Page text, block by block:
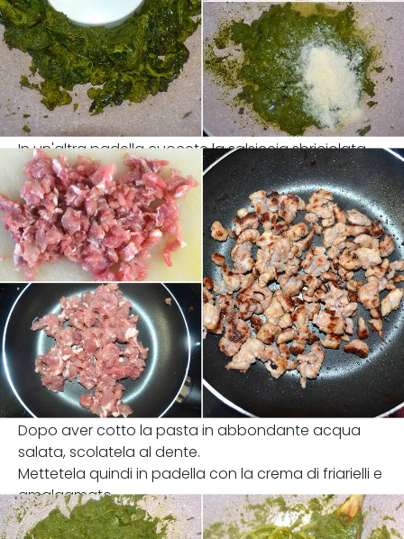
In un'altra padella cuocete la salsiccia sbriciolata.
Dopo aver cotto la pasta in abbondante acqua
salata, scolatela al dente.
Mettetela quindi in padella con la crema di friarielli e
amalgamate.